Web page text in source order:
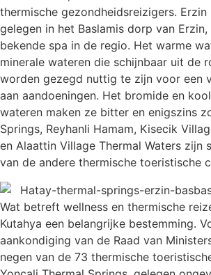
thermische gezondheidsreizigers. Erzin
gelegen in het Baslamis dorp van
bekende spa in de regio. Het warme
minerale wateren die schijnbaar uit de
worden gezegd nuttig te zijn voor een
aan aandoeningen. Het bromide en
wateren maken ze bitter en enigszins
Springs, Reyhanli Hamam, Kisecik
en Alaattin Village Thermal Waters zijn
van de andere thermische toeristische
Wat betreft wellness en thermische
Kutahya een belangrijke bestemming.
aankondiging van de Raad van
negen van de 73 thermische